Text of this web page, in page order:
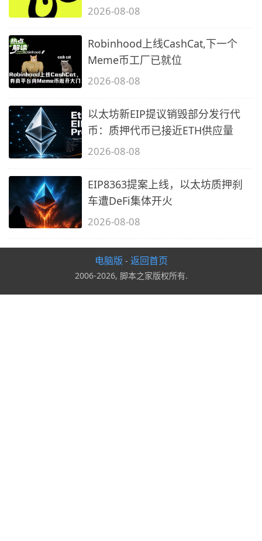
2026-08-08
Robinhood上线CashCat,下一个
Meme币工厂已就位
2026-08-08
以太坊新EIP提议销毁部分发行代
币：质押代币已接近ETH供应量
2026-08-08
EIP8363提案上线，以太坊质押刹
车遭DeFi集体开火
2026-08-08
电脑版 - 返回首页
2006-2026, 脚本之家版权所有.